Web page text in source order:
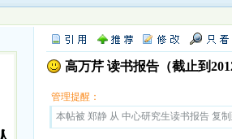
高万芹 读书报告（截止到
管理提醒：
本帖被 郑静 从 中心研究生读书报告 复